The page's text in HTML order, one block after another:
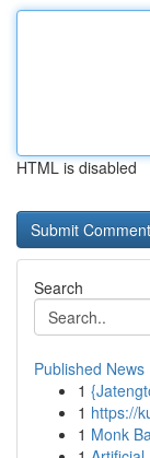
HTML is disabled
Search
Published News
1
1 https://
1 Monk